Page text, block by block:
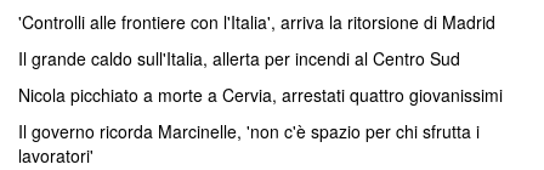
'Controlli alle frontiere con l'Italia', arriva la ritorsione di Madrid
Il grande caldo sull'Italia, allerta per incendi al Centro Sud
Nicola picchiato a morte a Cervia, arrestati quattro giovanissimi
Il governo ricorda Marcinelle, 'non c'è spazio per chi sfrutta i
lavoratori'